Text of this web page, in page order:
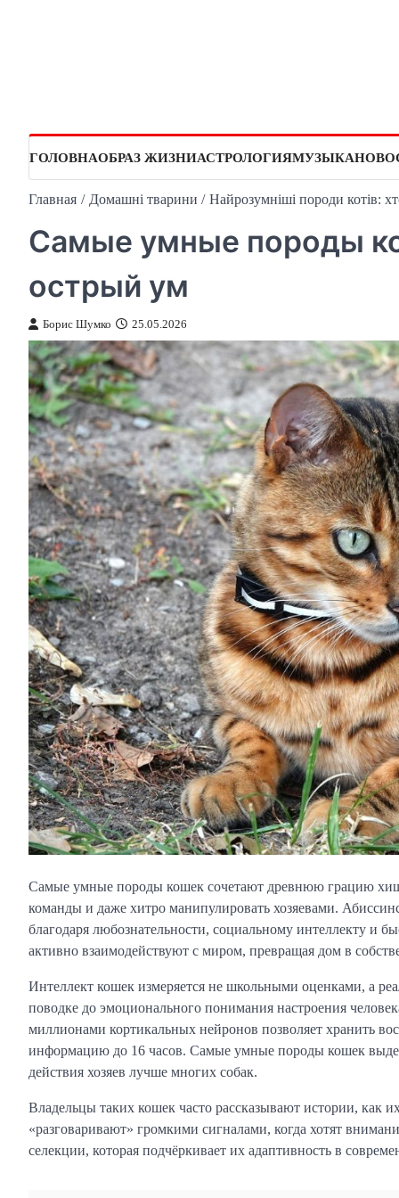
ГОЛОВНАОБРАЗ ЖИЗНИАСТРОЛОГИЯМУЗЫКА
Главная Домашні тварини Найрозумніші породи котів:
Самые умные породы
острый ум
Борис Шумко 25.05.2026
Самые умные породы кошек сочетают древнюю грацию
команды и даже хитро манипулировать хозяевами.
благодаря любознательности, социальному интеллекту
активно взаимодействуют с миром, превращая дом в
Интеллект кошек измеряется не школьными оценками, а
поводке до эмоционального понимания настроения
миллионами кортикальных нейронов позволяет хранить
информацию до 16 часов. Самые умные породы кошек
действия хозяев лучше многих собак.
Владельцы таких кошек часто рассказывают истории,
«разговаривают» громкими сигналами, когда хотят
селекции, которая подчёркивает их адаптивность в